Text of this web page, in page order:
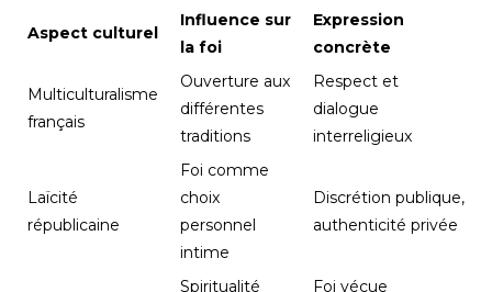
Aspect culturel
Influence sur
la foi
Expression
concrète
Multiculturalisme
français
Ouverture aux
différentes
traditions
Respect et
dialogue
interreligieux
Laïcité
républicaine
Foi comme
choix
personnel
intime
Discrétion publique,
authenticité privée
Spiritualité
Foi vécue